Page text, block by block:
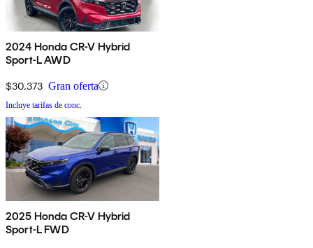
2024 Honda CR-V Hybrid
Sport-L AWD
$30,373 Gran oferta
Incluye tarifas de conc.
2025 Honda CR-V Hybrid
Sport-L FWD